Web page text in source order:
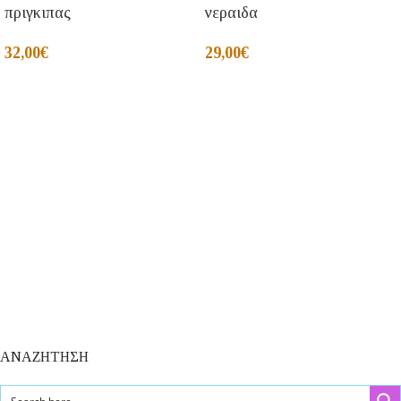
πριγκιπας
32,00€
νεραιδα
29,00€
ΑΝΑΖΗΤΗΣΗ